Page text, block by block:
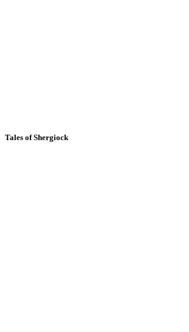
Tales of Shergiock